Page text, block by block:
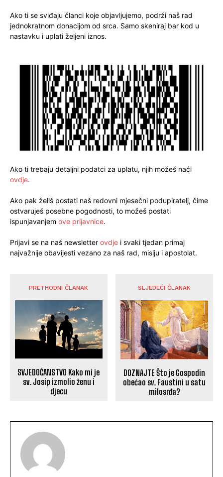
Ako ti se sviđaju članci koje objavljujemo, podrži naš rad
jednokratnom donacijom od srca. Samo skeniraj bar kod u
nastavku i uplati željeni iznos.
Ako ti trebaju detaljni podatci za uplatu, njih možeš naći
ovdje.
Ako pak želiš postati naš redovni mjesečni podupiratelj, čime
ostvaruješ posebne pogodnosti, to možeš postati
ispunjavanjem ove prijavnice.
Prijavi se na naš newsletter ovdje i svaki tjedan primaj
najvažnije obavijesti vezano za naš rad, misiju i apostolat.
PRETHODNI ČLANAK
SVJEDOČANSTVO Kako mi je
sv. Josip izmolio ženu i
djecu
SLJEDEĆI ČLANAK
DOZNAJTE Što je Gospodin
obećao sv. Faustini u satu
milosrđa?